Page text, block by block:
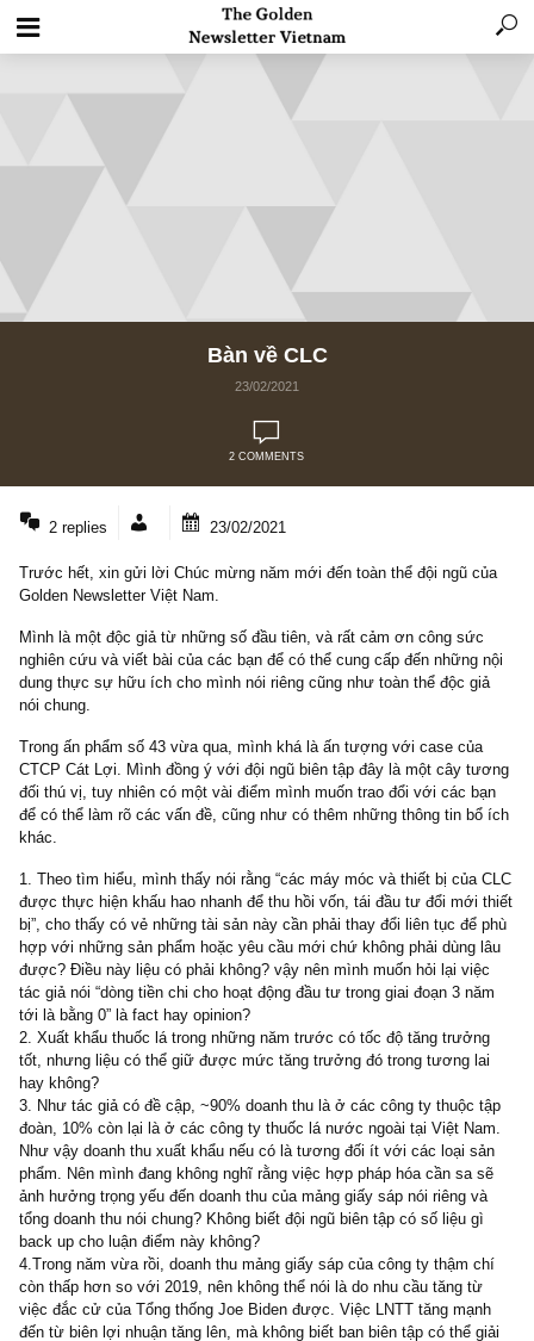
Bàn về CLC
2 replies 23/02/2021
Trước hết, xin gửi lời Chúc mừng năm mới đến toàn thể đội ngũ
Golden Newsletter Việt Nam.
Mình là một độc giả từ những số đầu tiên, và rất cảm ơn công
dung thực sự hữu ích cho mình nói riêng cũng như toàn thể độc
nói chung.
Trong ấn phẩm số 43 vừa qua, mình khá là ấn tượng với case
đối thú vị, tuy nhiên có một vài điểm mình muốn trao đổi với các
để có thể làm rõ các vấn đề, cũng như có thêm những thông tin
khác.
1. Theo tìm hiểu, mình thấy nói rằng “các máy móc và thiết bị của
được thực hiện khấu hao nhanh để thu hồi vốn, tái đầu tư đổi
bị”, cho thấy có vẻ những tài sản này cần phải thay đổi liên tục để
hợp với những sản phẩm hoặc yêu cầu mới chứ không phải dùng
được? Điều này liệu có phải không? vậy nên mình muốn hỏi lại
tác giả nói “dòng tiền chi cho hoạt động đầu tư trong giai đoạn 3
tới là bằng 0” là fact hay opinion?
2. Xuất khẩu thuốc lá trong những năm trước có tốc độ tăng
tốt, nhưng liệu có thể giữ được mức tăng trưởng đó trong tương
hay không?
3. Như tác giả có đề cập, ~90% doanh thu là ở các công ty thuộc
đoàn, 10% còn lại là ở các công ty thuốc lá nước ngoài tại Việt
Như vậy doanh thu xuất khẩu nếu có là tương đối ít với các loại
phẩm. Nên mình đang không nghĩ rằng việc hợp pháp hóa cần sa
ảnh hưởng trọng yếu đến doanh thu của mảng giấy sáp nói riêng